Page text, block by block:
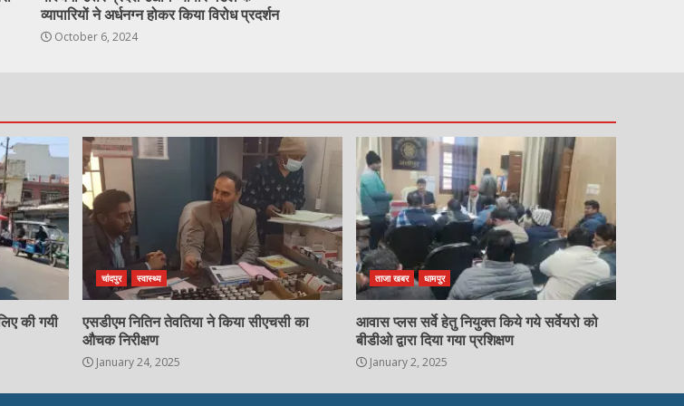
व्यापारियों ने अर्धनग्न होकर किया विरोध प्रदर्शन
October 6, 2024
की गयी
चांदपुर स्वास्थ्य
एसडीएम नितिन तेवतिया ने किया सीएचसी का
औचक निरीक्षण
January 24, 2025
ताजा खबर धामपुर
आवास प्लस सर्वे हेतु नियुक्त किये गये सर्वेयरो को
बीडीओ द्वारा दिया गया प्रशिक्षण
January 2, 2025